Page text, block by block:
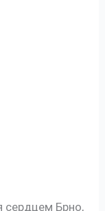
сердцем Брно,